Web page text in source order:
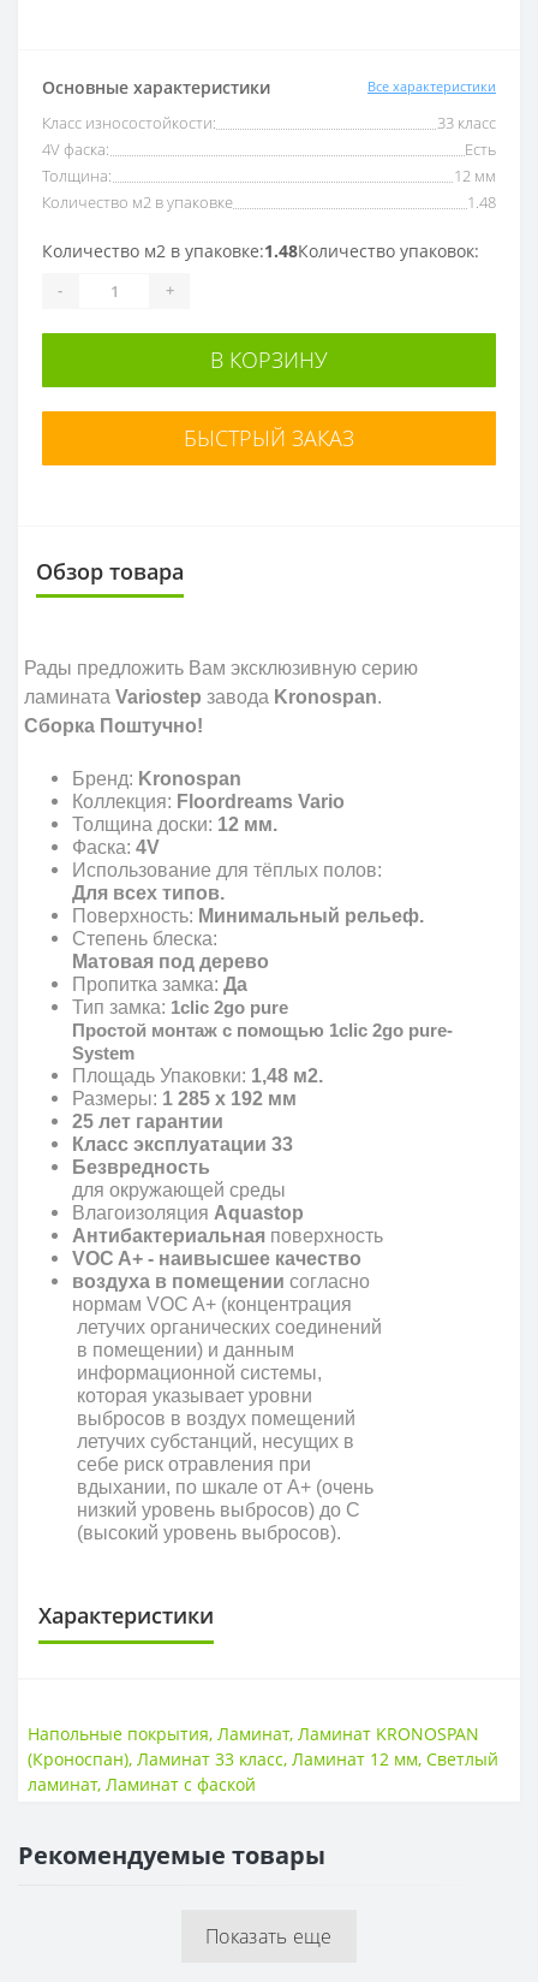
Основные характеристики Все характеристики
Класс износостойкости:
33 класс
4V фаска:
Есть
Толщина:
12 мм
Количество м2 в упаковке
1.48
Количество м2 в упаковке:1.48Количество упаковок:
- +
В КОРЗИНУ
БЫСТРЫЙ ЗАКАЗ
Обзор товара
Рады предложить Вам эксклюзивную серию
ламината Variostep завода Kronospan.
Сборка Поштучно!
Бренд: Kronospan
Коллекция: Floordreams Vario
Толщина доски: 12 мм.
Фаска: 4V
Использование для тёплых полов:
Для всех типов.
Поверхность: Минимальный рельеф.
Степень блеска:
Матовая под дерево
Пропитка замка: Да
Тип замка: 1clic 2go pure
Простой монтаж с помощью 1clic 2go pure-
System
Площадь Упаковки: 1,48 м2.
Размеры: 1 285 x 192 мм
25 лет гарантии
Класс эксплуатации 33
Безвредность
для окружающей среды
Влагоизоляция Aquastop
Антибактериальная поверхность
VOC A+ - наивысшее качество
воздуха в помещении согласно
нормам VOC A+ (концентрация
летучих органических соединений
в помещении) и данным
информационной системы,
которая указывает уровни
выбросов в воздух помещений
летучих субстанций, несущих в
себе риск отравления при
вдыхании, по шкале от A+ (очень
низкий уровень выбросов) до С
(высокий уровень выбросов).
Характеристики
Класс износостойкости 33 класс
НАЛИЧИЕ ФАСКИ
ТОЛЩИНА
Напольные покрытия, Ламинат, Ламинат KRONOSPAN
(Кроноспан), Ламинат 33 класс, Ламинат 12 мм,Светлый
ламинат, Ламинат с фаской
Рекомендуемые товары
Показать еще